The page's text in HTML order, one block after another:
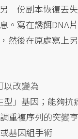
一份副本恢復丟失
。寫在誘餌DNA片
然後在原處寫上另
以改變為
型」基因；能夠抗
重複序列的突變亨
基因組手術